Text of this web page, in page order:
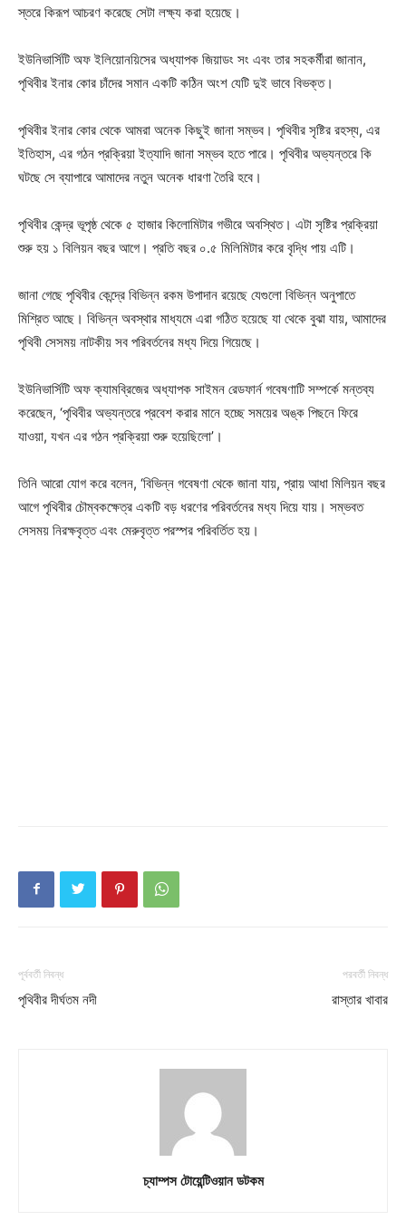
স্তরে কিরূপ আচরণ করেছে সেটা লক্ষ্য করা হয়েছে।
ইউনিভার্সিটি অফ ইলিয়োনয়িসের অধ্যাপক জিয়াডং সং এবং তার সহকর্মীরা জানান,
পৃথিবীর ইনার কোর চাঁদের সমান একটি কঠিন অংশ যেটি দুই ভাবে বিভক্ত।
পৃথিবীর ইনার কোর থেকে আমরা অনেক কিছুই জানা সম্ভব। পৃথিবীর সৃষ্টির রহস্য, এর
ইতিহাস, এর গঠন প্রক্রিয়া ইত্যাদি জানা সম্ভব হতে পারে। পৃথিবীর অভ্যন্তরে কি
ঘটছে সে ব্যাপারে আমাদের নতুন অনেক ধারণা তৈরি হবে।
পৃথিবীর কেন্দ্র ভূপৃষ্ঠ থেকে ৫ হাজার কিলোমিটার গভীরে অবস্থিত। এটা সৃষ্টির প্রক্রিয়া
শুরু হয় ১ বিলিয়ন বছর আগে। প্রতি বছর ০.৫ মিলিমিটার করে বৃদ্ধি পায় এটি।
জানা গেছে পৃথিবীর কেন্দ্রে বিভিন্ন রকম উপাদান রয়েছে যেগুলো বিভিন্ন অনুপাতে
মিশ্রিত আছে। বিভিন্ন অবস্থার মাধ্যমে এরা গঠিত হয়েছে যা থেকে বুঝা যায়, আমাদের
পৃথিবী সেসময় নাটকীয় সব পরিবর্তনের মধ্য দিয়ে গিয়েছে।
ইউনিভার্সিটি অফ ক্যামব্রিজের অধ্যাপক সাইমন রেডফার্ন গবেষণাটি সম্পর্কে মন্তব্য
করেছেন, ‘পৃথিবীর অভ্যন্তরে প্রবেশ করার মানে হচ্ছে সময়ের অঙ্ক পিছনে ফিরে
যাওয়া, যখন এর গঠন প্রক্রিয়া শুরু হয়েছিলো’।
তিনি আরো যোগ করে বলেন, ‘বিভিন্ন গবেষণা থেকে জানা যায়, প্রায় আধা মিলিয়ন বছর
আগে পৃথিবীর চৌম্বকক্ষেত্র একটি বড় ধরণের পরিবর্তনের মধ্য দিয়ে যায়। সম্ভবত
সেসময় নিরক্ষবৃত্ত এবং মেরুবৃত্ত পরস্পর পরিবর্তিত হয়।
পূর্ববর্তী নিবন্ধ
পৃথিবীর দীর্ঘতম নদী
পরবর্তী নিবন্ধ
রাস্তার খাবার
চ্যাম্পস টোয়েন্টিওয়ান ডটকম